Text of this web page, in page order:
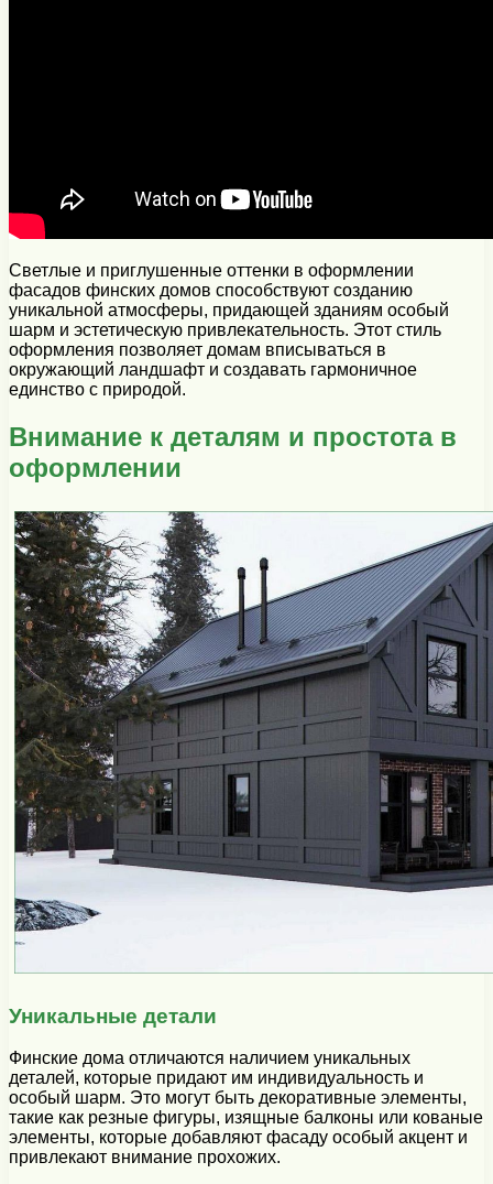
Светлые и приглушенные оттенки в оформлении
фасадов финских домов способствуют созданию
уникальной атмосферы, придающей зданиям особый
шарм и эстетическую привлекательность. Этот стиль
оформления позволяет домам вписываться в
окружающий ландшафт и создавать гармоничное
единство с природой.
Внимание к деталям и простота в
оформлении
Уникальные детали
Финские дома отличаются наличием уникальных
деталей, которые придают им индивидуальность и
особый шарм. Это могут быть декоративные элементы,
такие как резные фигуры, изящные балконы или кованые
элементы, которые добавляют фасаду особый акцент и
привлекают внимание прохожих.